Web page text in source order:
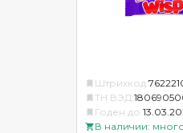
Штрихкод:
ТН ВЭД:
Годен до:
В наличии: